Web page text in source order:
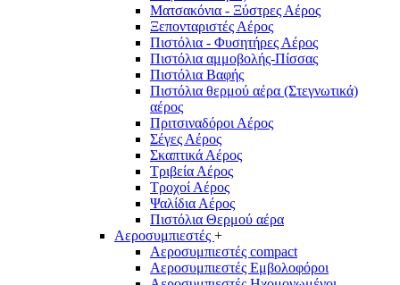
Ματσακόνια - Ξύστρες Αέρος
Ξεπονταριστές Αέρος
Πιστόλια - Φυσητήρες Αέρος
Πιστόλια αμμοβολής-Πίσσας
Πιστόλια Βαφής
Πιστόλια θερμού αέρα (Στεγνωτικά)
αέρος
Πριτσιναδόροι Αέρος
Σέγες Αέρος
Σκαπτικά Αέρος
Τριβεία Αέρος
Τροχοί Αέρος
Ψαλίδια Αέρος
Πιστόλια Θερμού αέρα
Αεροσυμπιεστές +
Αεροσυμπιεστές compact
Αεροσυμπιεστές Εμβολοφόροι